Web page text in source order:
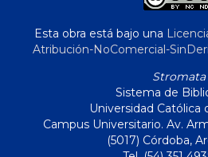
Esta obra está bajo una
Atribución-NoComercial-
Stromata
Sistema de
Universidad Católica
Campus Universitario. Av.
(5017) Córdoba,